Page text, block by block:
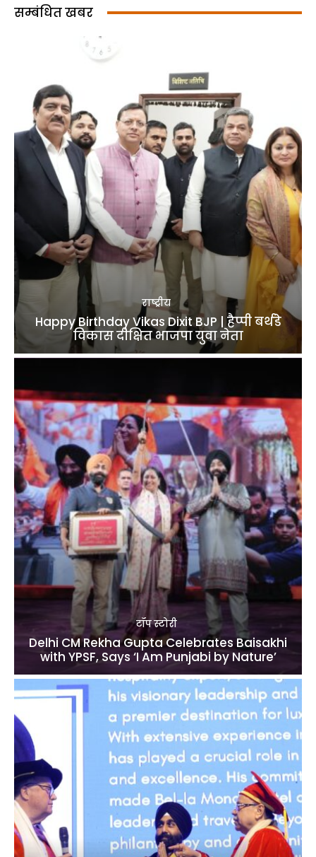
सम्बंधित खबर
राष्ट्रीय
Happy Birthday Vikas Dixit BJP | हैप्पी बर्थडे
विकास दीक्षित भाजपा युवा नेता
टॉप स्टोरी
Delhi CM Rekha Gupta Celebrates Baisakhi
with YPSF, Says ‘I Am Punjabi by Nature’